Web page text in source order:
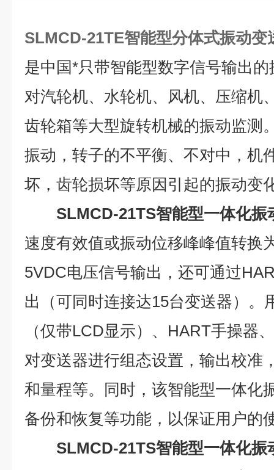
SLMCD-21TE智能型分体式振动变
是中国*只带智能型数字信号输出
对汽轮机、水轮机、风机、压缩机
齿轮箱等大型旋转机械的振动监测
振动，转子的不平衡、不对中，机
坏，齿轮损坏等原因引起的振动变
SLMCD-21TS智能型一体化振
速度有效值或振动位移峰峰值转换
5VDC电压信号输出，还可通过
出（可同时连接达15台变送器）。
（仅带LCD显示）、HART手操器
对变送器进行组态设置，输出校准
和量程等。同时，该智能型一体化
备份和恢复等功能，以保证用户的
SLMCD-21TS智能型一体化振